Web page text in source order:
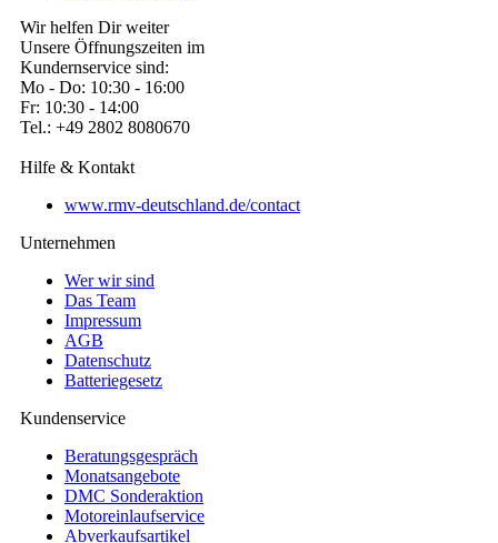
Wir helfen Dir weiter
Unsere Öffnungszeiten im
Kundernservice sind:
Mo - Do: 10:30 - 16:00
Fr: 10:30 - 14:00
Tel.: +49 2802 8080670
Hilfe & Kontakt
www.rmv-deutschland.de/contact
Unternehmen
Wer wir sind
Das Team
Impressum
AGB
Datenschutz
Batteriegesetz
Kundenservice
Beratungsgespräch
Monatsangebote
DMC Sonderaktion
Motoreinlaufservice
Abverkaufsartikel